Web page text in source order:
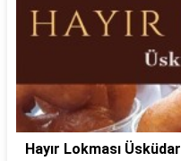
Hayır Lokması Üsküdar